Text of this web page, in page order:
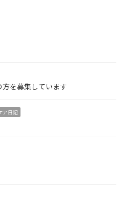
を募集しています
ア日記